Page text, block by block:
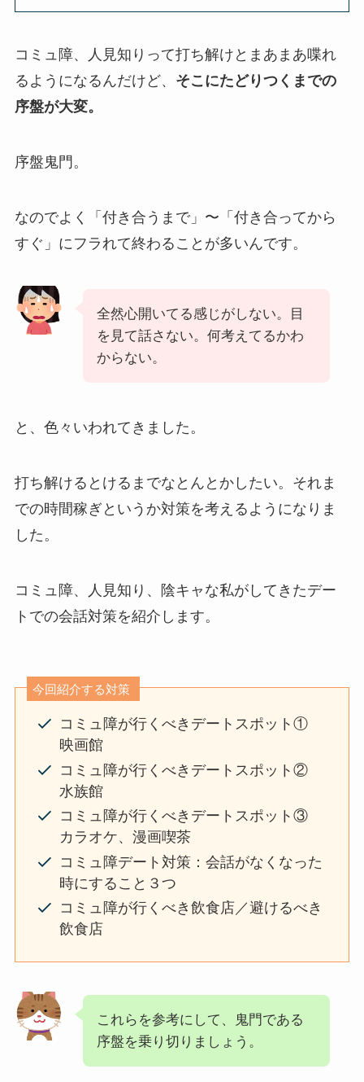
コミュ障、人見知りって打ち解けとまあまあ喋れ
るようになるんだけど、 そこにたどりつくまでの
序盤が大変。
序盤鬼門。
なのでよく「付き合うまで」〜「付き合ってから
すぐ」にフラれて終わることが多いんです。
全然心開いてる感じがしない。目
を見て話さない。何考えてるかわ
からない。
と、色々いわれてきました。
打ち解けるとけるまでなとんとかしたい。それま
での時間稼ぎというか対策を考えるようになりま
した。
コミュ障、人見知り、陰キャな私がしてきたデー
トでの会話対策を紹介します。
今回紹介する対策
コミュ障が行くべきデートスポット①
映画館
コミュ障が行くべきデートスポット②
水族館
コミュ障が行くべきデートスポット③
カラオケ、漫画喫茶
コミュ障デート対策：会話がなくなった
時にすること３つ
コミュ障が行くべき飲食店／避けるべき
飲食店
これらを参考にして、鬼門である
序盤を乗り切りましょう。